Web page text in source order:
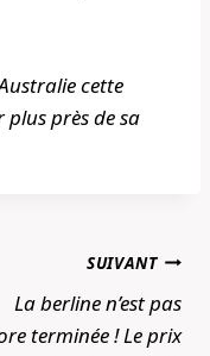
cette
près de sa
SUIVANT
La berline n’est pas
terminée ! Le prix